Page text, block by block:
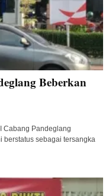
Beberkan
Cabang Pandeglang
berstatus sebagai tersangka